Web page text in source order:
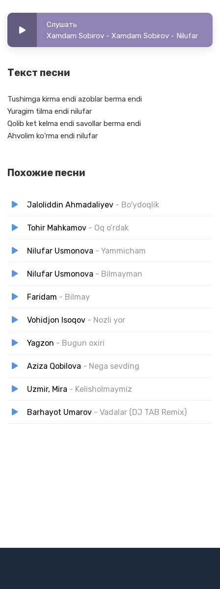
Слушать
Xamdam Sobirov - Xamdam Sobirov - Nilufar
Текст песни
Tushimga kirma endi azoblar berma endi
Yuragim tilma endi nilufar
Qolib ket kelma endi savollar berma endi
Ahvolim ko'rma endi nilufar
Похожие песни
Jaloliddin Ahmadaliyev - Bo'ydoqlik
Tohir Mahkamov - Oq o’rdak
Nilufar Usmonova - Yammicham
Nilufar Usmonova - Bilmayman
Faridam - Bilmay
Vohidjon Isoqov - Nozli yor
Yagzon - Bugun oxiri
Aziza Qobilova - Nega sevding
Uzmir, Mira - Kelisholmaymiz
Barhayot Umarov - Vadalar (DJ TAB Remix)